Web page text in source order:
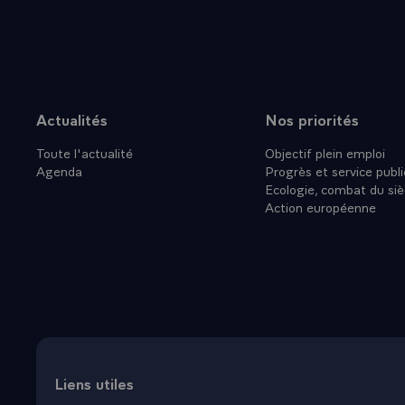
Je le dis
par mes
suffrage
des
vote aux
quelques
que cette
de l'action
institutions
le souvenir
fécondes.
au-delà
Plan du site
Actualités
Toute l'actualité
Agenda
Nos priorités
Objectif plein emploi
Progrès et service
Ecologie, combat du
Action européenne
Liens utiles